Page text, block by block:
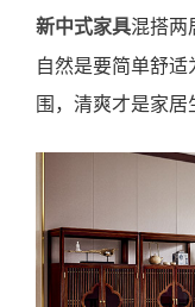
新中式家具混搭两
自然是要简单舒
围，清爽才是家居